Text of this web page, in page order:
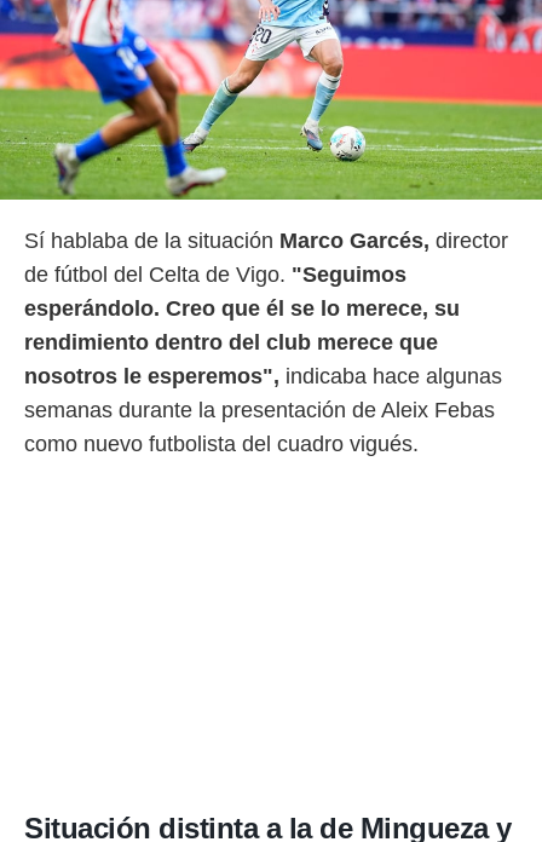
Sí hablaba de la situación Marco Garcés, director
de fútbol del Celta de Vigo. "Seguimos
esperándolo. Creo que él se lo merece, su
rendimiento dentro del club merece que
nosotros le esperemos", indicaba hace algunas
semanas durante la presentación de Aleix Febas
como nuevo futbolista del cuadro vigués.
Situación distinta a la de Mingueza y